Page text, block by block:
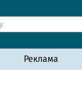
Реклама